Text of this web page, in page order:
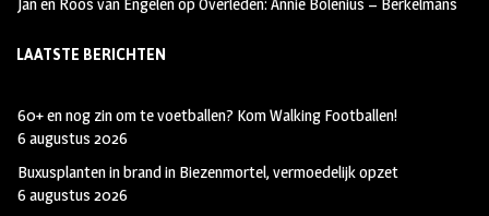
LAATSTE BERICHTEN
60+ en nog zin om te voetballen? Kom Walking Footballen!
6 augustus 2026
Buxusplanten in brand in Biezenmortel, vermoedelijk opzet
6 augustus 2026